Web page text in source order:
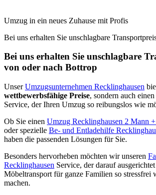
Umzug in ein neues Zuhause mit Profis
Bei uns erhalten Sie unschlagbare
Bei uns erhalten Sie unschlagbare
von oder nach Bottrop
UnserUmzugsunternehmen Recklinghausen
wettbewerbsfähige Preise, sondern auch
Service, der Ihren Umzug so reibungslos wie
Ob Sie einen Umzug Recklinghausen 2 Mann
oder spezielle Be- und Entladehilfe
haben die passenden Lösungen für Sie.
Besonders hervorheben möchten wir unseren
Recklinghausen Service, der darauf
Möbeltransport für ganze Familien so stressfrei
machen.